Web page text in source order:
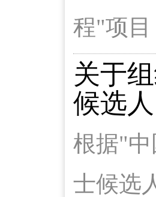
程"项
关于
候选
根据"中
士候选